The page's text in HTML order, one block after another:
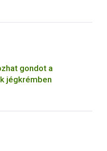
gondot a
jégkrémben